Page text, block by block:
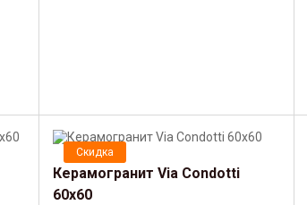
Скидка
Керамогранит Via Condotti
60х60